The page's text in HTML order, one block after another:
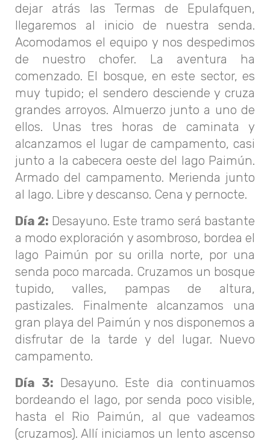
dejar atrás las Termas de Epulafquen,
llegaremos al inicio de nuestra senda.
Acomodamos el equipo y nos despedimos
de nuestro chofer. La aventura ha
comenzado. El bosque, en este sector, es
muy tupido; el sendero desciende y cruza
grandes arroyos. Almuerzo junto a uno de
ellos. Unas tres horas de caminata y
alcanzamos el lugar de campamento, casi
junto a la cabecera oeste del lago Paimún.
Armado del campamento. Merienda junto
al lago. Libre y descanso. Cena y pernocte.
Día 2: Desayuno. Este tramo será bastante
a modo exploración y asombroso, bordea el
lago Paimún por su orilla norte, por una
senda poco marcada. Cruzamos un bosque
tupido, valles, pampas de altura,
pastizales. Finalmente alcanzamos una
gran playa del Paimún y nos disponemos a
disfrutar de la tarde y del lugar. Nuevo
campamento.
Día 3:
Desayuno. Este dia continuamos
bordeando el lago, por senda poco visible,
hasta el Rio Paimún, al que vadeamos
(cruzamos). Allí iniciamos un lento ascenso